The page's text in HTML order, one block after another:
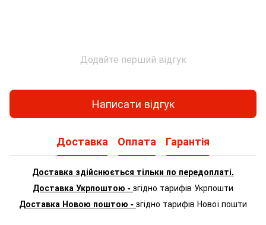
Додайте перший відгук
Написати відгук
Доставка Оплата Гарантія
Доставка здійснюється тільки по передоплаті.
Доставка Укрпоштою - згідно тарифів Укрпошти
Доставка Новою поштою - згідно тарифів Нової пошти